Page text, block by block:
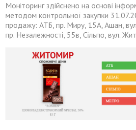
Моніторинг здійснено на основі
методом контрольної закупки
продажу: АТБ, пр. Миру, 15А, Ашан,
пр. Незалежності, 55в, Сільпо, вул.